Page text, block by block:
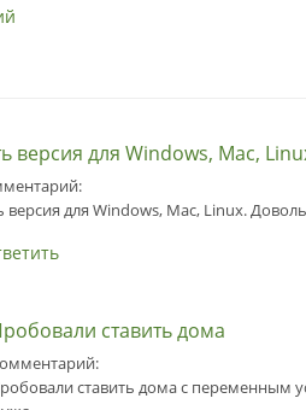
версия для Windows, Mac,
версия для Windows, Mac, Linux.
ставить дома
ставить дома с переменным